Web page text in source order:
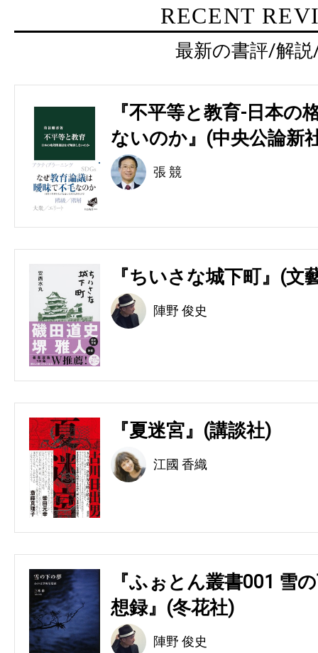
RECENT
最新の書評/解
『不平等と教育-日本の
ないのか』(中央公論新
張 競
『ちいさな城下町』(文
陣野 俊史
『夏迷宮』(講談社)
江國 香織
『ふぉとん叢書001 雪
想録』(冬花社)
陣野 俊史